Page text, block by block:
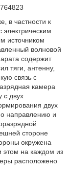
в частности к
электрическим
источником
волновой
содержит
тяги, антенну,
связь с
камера
с двух
двух
направлению и
стороне
окружена
этом на каждом из
расположено